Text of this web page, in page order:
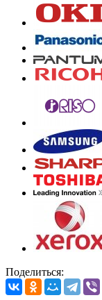
Поделиться: